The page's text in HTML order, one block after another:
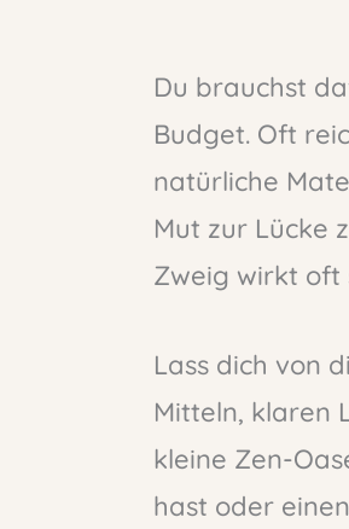
Du brauchst
Budget. Oft
natürliche
Mut zur Lücke
Zweig wirkt oft
Lass dich von
Mitteln, klaren
kleine Zen-
hast oder